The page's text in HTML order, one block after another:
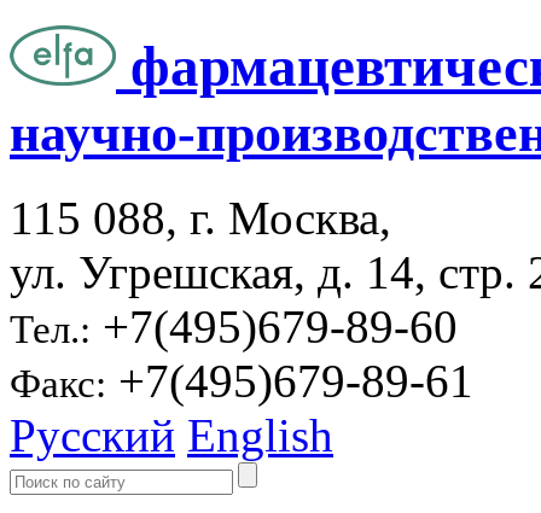
научно-
115 088, г. Москва,
ул. Угрешская, д. 14, стр.
Тел.: +7(495)679-89-60
Факс: +7(495)679-89-61
Русский English